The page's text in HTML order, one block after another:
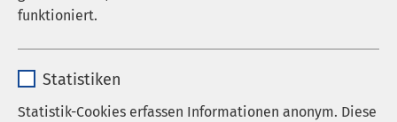
funktioniert.
Anbieter sgalinski
Statistiken
Statistik-Cookies erfassen Informationen anonym. Diese
und unterstützen Patientinnen und Patienten und
deren Angehörige in allen Fragen der